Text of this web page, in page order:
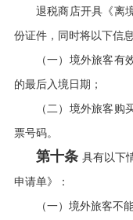
退税商店开具《离
份证件，同时将以下信
（一）境外旅客有
的最后入境日期；
（二）境外旅客购
票号码。
第十条 具有以下
申请单》：
（一）境外旅客不